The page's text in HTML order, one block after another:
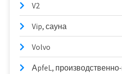
V2
Vip, сауна
Volvo
АpfeL,